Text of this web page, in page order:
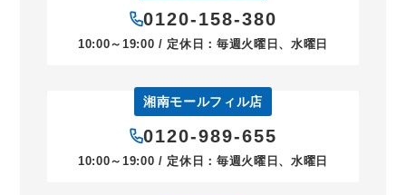
0120-158-380
10:00～19:00 / 定休日：毎週火曜日、水曜日
湘南モールフィル店
0120-989-655
10:00～19:00 / 定休日：毎週火曜日、水曜日